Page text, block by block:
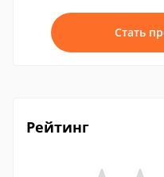
Стать
Рейтинг